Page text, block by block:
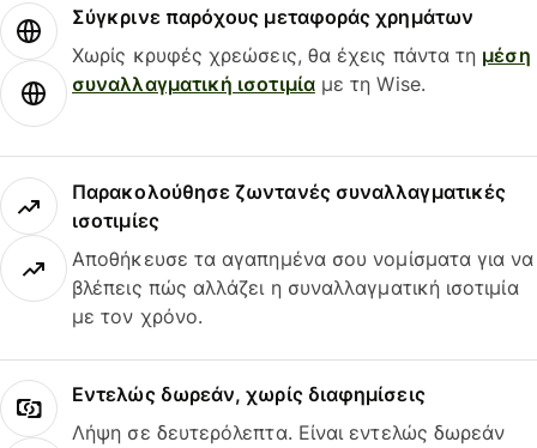
Σύγκρινε παρόχους μεταφοράς χρημάτων
Χωρίς κρυφές χρεώσεις, θα έχεις πάντα τη μέση
συναλλαγματική ισοτιμίαμε τη Wise.
Παρακολούθησε ζωντανές συναλλαγματικές
ισοτιμίες
Αποθήκευσε τα αγαπημένα σου νομίσματα για να
βλέπεις πώς αλλάζει η συναλλαγματική ισοτιμία
με τον χρόνο.
Εντελώς δωρεάν, χωρίς διαφημίσεις
Λήψη σε δευτερόλεπτα. Είναι εντελώς δωρεάν